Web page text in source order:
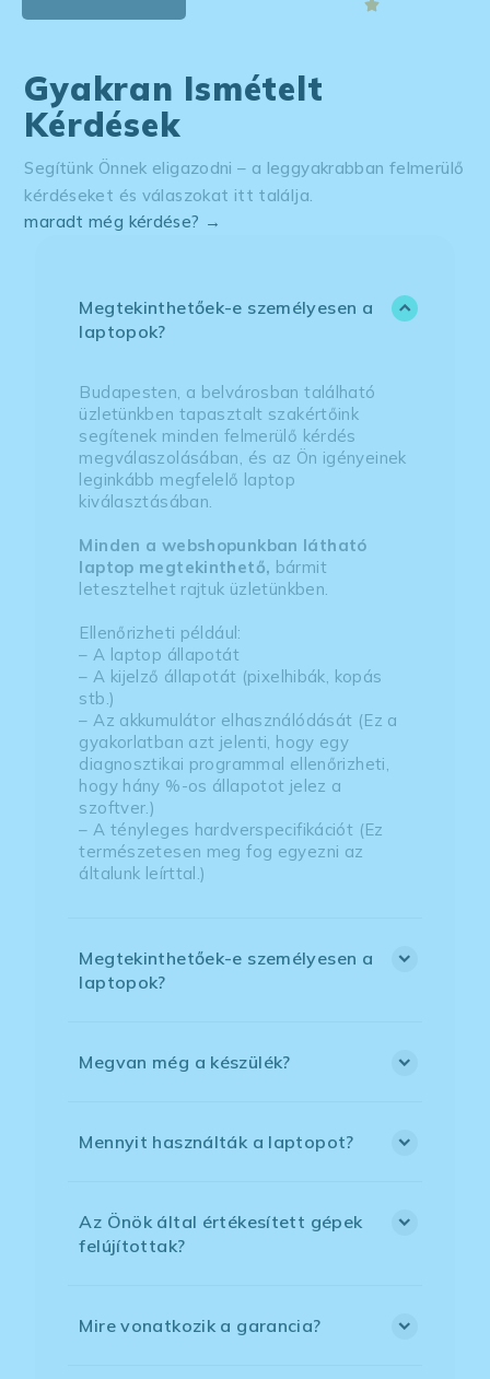
Gyakran Ismételt
Kérdések
Segítünk Önnek eligazodni – a leggyakrabban felmerülő
kérdéseket és válaszokat itt találja.
maradt még kérdése? →
Megtekinthetőek-e személyesen a
laptopok?
Budapesten, a belvárosban található
üzletünkben tapasztalt szakértőink
segítenek minden felmerülő kérdés
megválaszolásában, és az Ön igényeinek
leginkább megfelelő laptop
kiválasztásában.
Minden a webshopunkban látható
laptop megtekinthető, bármit
letesztelhet rajtuk üzletünkben.
Ellenőrizheti például:
– A laptop állapotát
– A kijelző állapotát (pixelhibák, kopás
stb.)
– Az akkumulátor elhasználódását (Ez a
gyakorlatban azt jelenti, hogy egy
diagnosztikai programmal ellenőrizheti,
hogy hány %-os állapotot jelez a
szoftver.)
– A tényleges hardverspecifikációt (Ez
természetesen meg fog egyezni az
általunk leírttal.)
Megtekinthetőek-e személyesen a
laptopok?
Megvan még a készülék?
Mennyit használták a laptopot?
Az Önök által értékesített gépek
felújítottak?
Mire vonatkozik a garancia?